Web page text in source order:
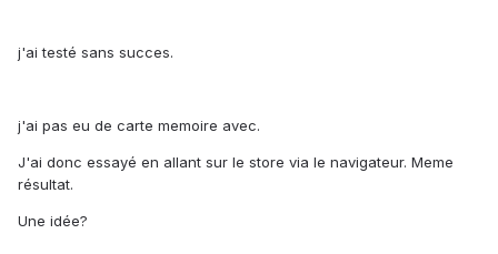
j'ai testé sans succes.
j'ai pas eu de carte memoire avec.
J'ai donc essayé en allant sur le store via le navigateur. Meme
résultat.
Une idée?